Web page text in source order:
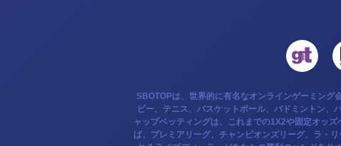
SBOTOPは、世界的に有名なオンラインゲーミング
ビー、テニス、バスケットボール、バドミントン
ャップベッティングは、これまでの1X2や固定オッ
ば、プレミアリーグ、チャンピオンズリーグ、ラ・